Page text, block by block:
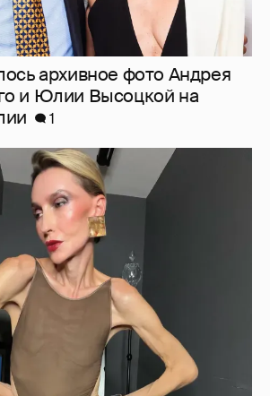
52-летняя Наталья
фигуру в "голых"